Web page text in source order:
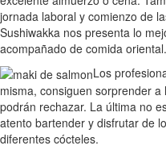
jornada laboral y comienzo de
Sushiwakka nos presenta lo
acompañado de comida oriental.
Los
misma, consiguen sorprender
podrán rechazar. La última no
atento bartender y disfrutar de
diferentes cócteles.